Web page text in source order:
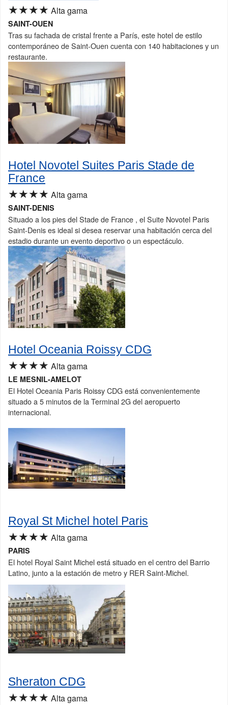
★★★★ Alta gama
SAINT-OUEN
Tras su fachada de cristal frente a París, este hotel de estilo
contemporáneo de Saint-Ouen cuenta con 140 habitaciones y un
restaurante.
Hotel Novotel Suites Paris Stade de
France
★★★★ Alta gama
SAINT-DENIS
Situado a los pies del Stade de France , el Suite Novotel Paris
Saint-Denis es ideal si desea reservar una habitación cerca del
estadio durante un evento deportivo o un espectáculo.
Hotel Oceania Roissy CDG
★★★★ Alta gama
LE MESNIL-AMELOT
El Hotel Oceania Paris Roissy CDG está convenientemente
situado a 5 minutos de la Terminal 2G del aeropuerto
internacional.
Royal St Michel hotel Paris
★★★★ Alta gama
PARIS
El hotel Royal Saint Michel está situado en el centro del Barrio
Latino, junto a la estación de metro y RER Saint-Michel.
Sheraton CDG
★★★★ Alta gama